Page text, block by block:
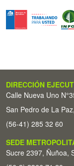
DIRECCIÓN
Calle Nueva Uno
San Pedro de La
(56-41) 285 32 60
SEDE
Sucre 2397, Ñuñoa,